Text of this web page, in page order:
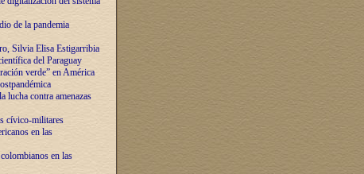
de la pandemia
Silvia Elisa Estigarribia
del Paraguay
verde” en América
lucha contra amenazas
cívico-militares
en las
en las